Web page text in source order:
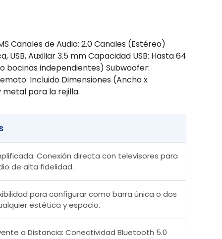
Canales de Audio: 2.0 Canales (Estéreo)
Auxiliar 3.5 mm Capacidad USB: Hasta 64
bocinas independientes) Subwoofer:
Incluido Dimensiones (Ancho x
metal para la rejilla.
Conexión directa con televisores para
de alta fidelidad.
para configurar como barra única o dos
estética y espacio.
a Distancia: Conectividad Bluetooth 5.0